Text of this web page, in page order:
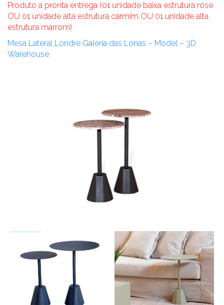
Produto a pronta entrega (01 unidade baixa estrutura rose
OU 01 unidade alta estrutura carmim OU 01 unidade alta
estrutura marrom)
Mesa Lateral Londre Galeria das Lonas – Model – 3D
Warehouse